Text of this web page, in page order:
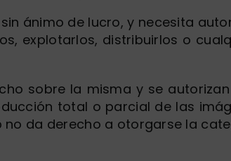
ánimo de lucro, y necesita
explotarlos, distribuirlos o
sobre la misma y se
total o parcial de las
no da derecho a otorgarse la